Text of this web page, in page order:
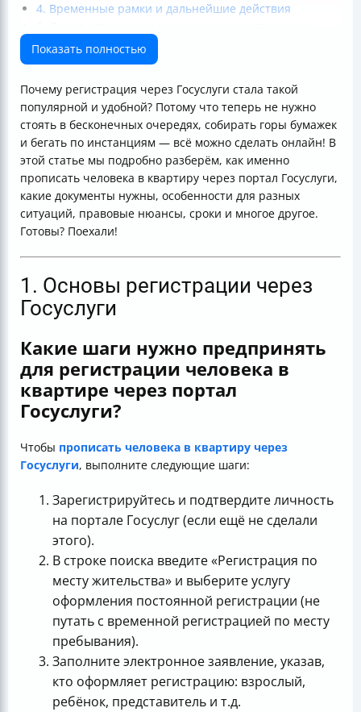
4. Временные рамки и дальнейшие действия
особенности
Итог: как прописать человека в квартиру через
Вопрос к вам, дорогие читатели:
Показать полностью
Почему регистрация через Госуслуги стала такой
популярной и удобной? Потому что теперь не нужно
стоять в бесконечных очередях, собирать горы бумажек
и бегать по инстанциям — всё можно сделать онлайн! В
этой статье мы подробно разберём, как именно
прописать человека в квартиру через портал Госуслуги,
какие документы нужны, особенности для разных
ситуаций, правовые нюансы, сроки и многое другое.
Готовы? Поехали!
1. Основы регистрации через
Госуслуги
Какие шаги нужно предпринять
для регистрации человека в
квартире через портал
Госуслуги?
Чтобы прописать человека в квартиру через
Госуслуги, выполните следующие шаги:
Зарегистрируйтесь и подтвердите личность
на портале Госуслуг (если ещё не сделали
этого).
В строке поиска введите «Регистрация по
месту жительства» и выберите услугу
оформления постоянной регистрации (не
путать с временной регистрацией по месту
пребывания).
Заполните электронное заявление, указав,
кто оформляет регистрацию: взрослый,
ребёнок, представитель и т.д.